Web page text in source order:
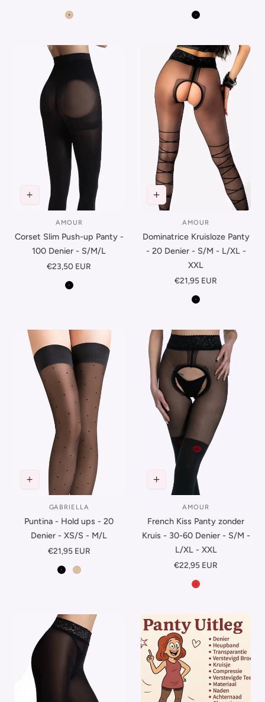
Beige-Zwart Zwart
Leverancier:
AMOUR
Corset Slim Push-up Panty -
100 Denier - S/M/L
Normale
€23,50 EUR
Zwart
Leverancier:
AMOUR
Dominatrice Kruisloze Panty
- 20 Denier - S/M - L/XL -
XXL
Normale
€21,95 EUR
Zwart
Leverancier:
GABRIELLA
Puntina - Hold ups - 20
Denier - XS/S - M/L
Normale
€21,95 EUR
Zwart-Zwart
Beige-Zwart
Leverancier:
AMOUR
French Kiss Panty zonder
Kruis - 30-60 Denier - S/M -
L/XL - XXL
Normale
€22,95 EUR
Rood-Zwart